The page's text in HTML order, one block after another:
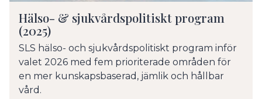
Hälso- & sjukvårdspolitiskt program
(2025)
SLS hälso- och sjukvårdspolitiskt program inför
valet 2026 med fem prioriterade områden för
en mer kunskapsbaserad, jämlik och hållbar
vård.